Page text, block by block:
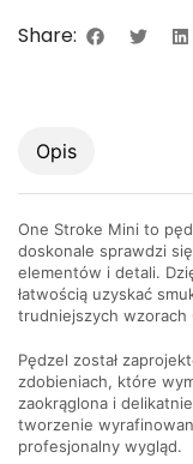
Share:
Opis
One Stroke Mini to
doskonale sprawdzi
elementów i detali.
łatwością uzyskać
trudniejszych wzorach
Pędzel został
zdobieniach, które
zaokrąglona i
tworzenie
profesjonalny wygląd.